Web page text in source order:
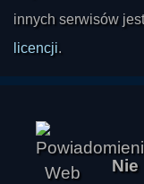
innych serwisów
licencji.